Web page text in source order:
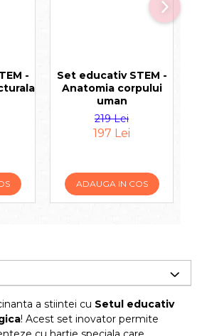
-
Set educativ STEM -
Anatomia corpului
uman
219 Lei
197 Lei
ADAUGA IN COS
a stiintei cu Setul educativ
! Acest set inovator permite